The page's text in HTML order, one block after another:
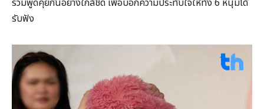
รับฟัง